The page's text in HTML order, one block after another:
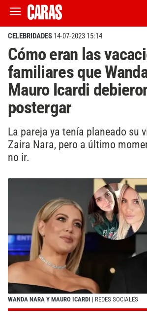
CELEBRIDADES 14-07-2023 15:14
Cómo eran las
familiares que
Mauro Icardi
postergar
La pareja ya tenía planeado su
Zaira Nara, pero a último
no ir.
WANDA NARA Y MAURO ICARDI | REDES SOCIALES